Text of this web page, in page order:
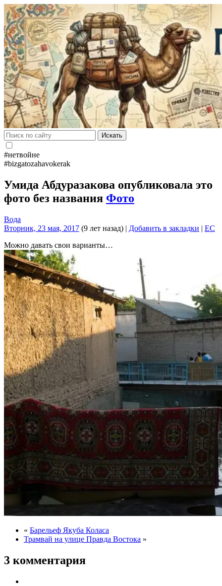
Искать
#нетвойне
#bizgatozahavokerak
Умида Абдуразакова опубликовала это
фото без названия Фото
Вода
Вторник, 23 мая, 2017 (9 лет назад) | Добавить в закладки | EC
Можно давать свои варианты…
« Барельеф Якуба Коласа
Трамвай на улице Правда Востока »
3 комментария